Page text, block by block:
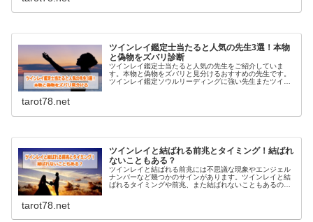
ツインレイ鑑定士当たると人気の先生3選！本物
と偽物をズバリ診断
ツインレイ鑑定士当たると人気の先生をご紹介していま
す。本物と偽物をズバリと見分けるおすすめの先生です。
ツインレイ鑑定ソウルリーディングに強い先生またツイン
tarot78.net
ツインレイと結ばれる前兆とタイミング！結ばれ
ないこともある？
ツインレイと結ばれる前兆には不思議な現象やエンジェル
ナンバーなど幾つかのサインがあります。ツインレイと結
ばれるタイミングや前兆、また結ばれないこともあるの
tarot78.net